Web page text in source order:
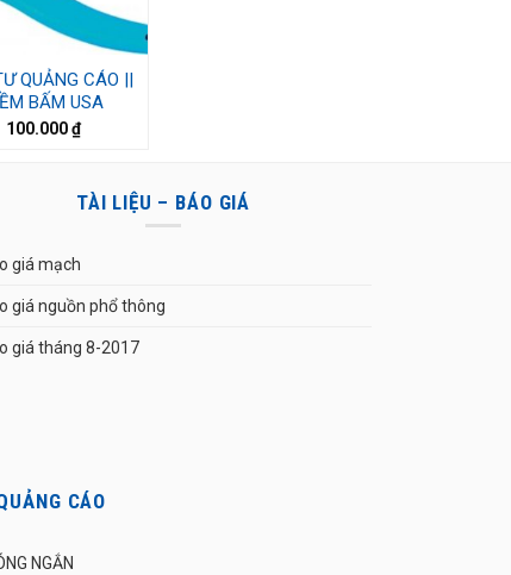
QUẢNG CÁO ||
BẤM USA
100.000₫
TÀI LIỆU – BÁO GIÁ
giá mạch
giá nguồn phổ thông
giá tháng 8-2017
CÁO
NGẮN